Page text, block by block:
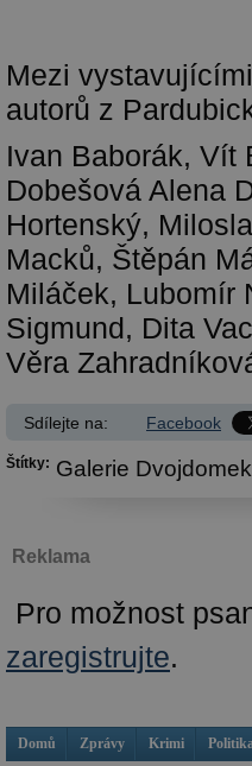
Mezi
autorů z
Ivan Baborák, Vít
Dobešová Alena
Hortenský,
Macků, Štěpán
Miláček, Lubomír
Sigmund, Dita
Věra
Sdílejte na: Facebook
Štítky: Galerie
Reklama
Pro možnost
zaregistrujte.
Domů Zprávy Krimi